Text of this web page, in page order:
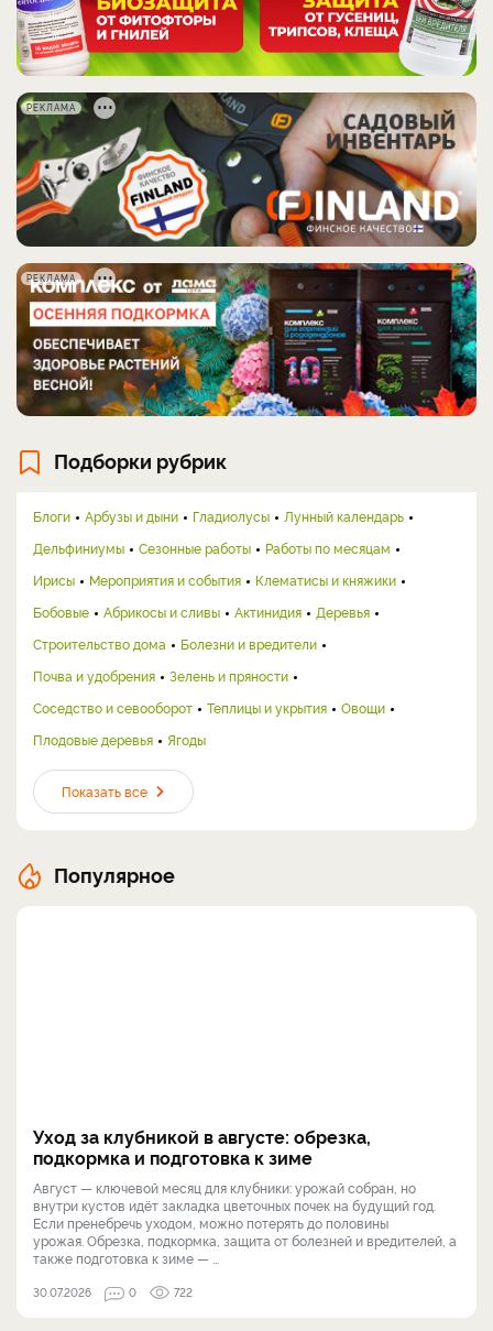
РЕКЛАМА
РЕКЛАМА
Подборки рубрик
Блоги Арбузы и дыни Гладиолусы
Лунный календарь
Дельфиниумы
Сезонные работы
Работы по месяцам
Ирисы
Мероприятия и события
Клематисы и княжики
Бобовые
Абрикосы и сливы Актинидия
Деревья
Строительство дома
Болезни и вредители
Почва и удобрения
Зелень и пряности
Соседство и севооборот
Теплицы и укрытия
Овощи
Плодовые деревья
Ягоды
Показать все
Популярное
Уход за клубникой в августе: обрезка,
подкормка и подготовка к зиме
Август — ключевой месяц для клубники: урожай собран, но
внутри кустов идёт закладка цветочных почек на будущий год.
Если пренебречь уходом, можно потерять до половины
урожая. Обрезка, подкормка, защита от болезней и вредителей, а
также подготовка к зиме — ...
30.07.2026 0 722